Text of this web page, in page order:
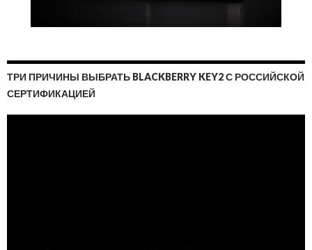
ТРИ ПРИЧИНЫ ВЫБРАТЬ BLACKBERRY KEY2 С РОССИЙСКОЙ
СЕРТИФИКАЦИЕЙ